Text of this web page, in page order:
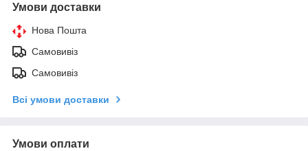
Умови доставки
Нова Пошта
Самовивіз
Самовивіз
Всі умови доставки
Умови оплати